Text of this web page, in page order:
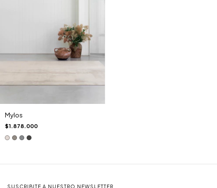
Mylos
$1.878.000
SUSCRIBITE A NUESTRO NEWSLETTER